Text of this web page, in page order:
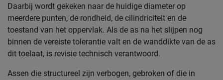
Daarbij wordt gekeken naar de huidige diameter op
meerdere punten, de rondheid, de cilindriciteit en de
toestand van het oppervlak. Als de as na het slijpen nog
binnen de vereiste tolerantie valt en de wanddikte van de as
dit toelaat, is revisie technisch verantwoord.
Assen die structureel zijn verbogen, gebroken of die in